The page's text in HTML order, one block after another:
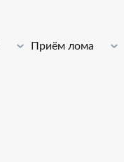
Приём лома